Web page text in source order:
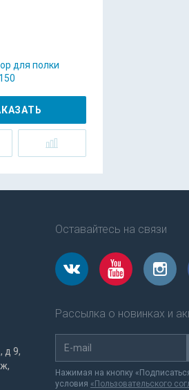
для полки
д 9,
Оставайтесь на связи
Рассылка о новинках и
Нажимая на кнопку
условия «Пользовательского